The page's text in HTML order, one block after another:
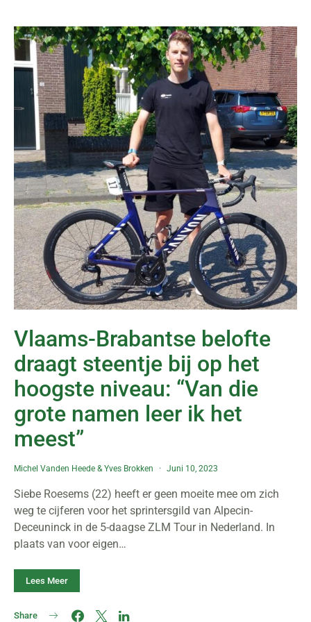
Vlaams-Brabantse belofte
draagt steentje bij op het
hoogste niveau: “Van die
grote namen leer ik het
meest”
Michel Vanden Heede &Yves Brokken Juni 10, 2023
Siebe Roesems (22) heeft er geen moeite mee om zich
weg te cijferen voor het sprintersgild van Alpecin-
Deceuninck in de 5-daagse ZLM Tour in Nederland. In
plaats van voor eigen…
Lees Meer
Share